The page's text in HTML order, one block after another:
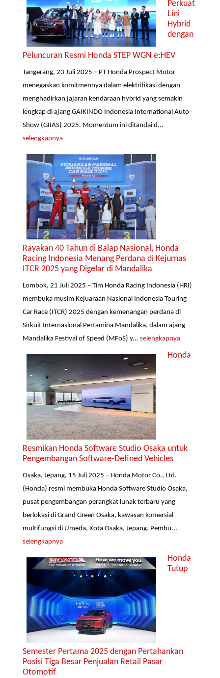
Perkuat
Lini
Hybrid
dengan
Peluncuran Resmi Honda STEP WGN e:HEV
Tangerang, 23 Juli 2025 – PT Honda Prospect Motor
menegaskan komitmennya dalam elektrifikasi dengan
menghadirkan jajaran kendaraan hybrid yang semakin
lengkap di ajang GAIKINDO Indonesia International Auto
Show (GIIAS) 2025. Momentum ini ditandai d...
selengkapnya
Rayakan 40 Tahun di Balap Nasional, Honda
Racing Indonesia Menang Perdana di Kejurnas
ITCR 2025 yang Digelar di Mandalika
Lombok, 21 Juli 2025 – Tim Honda Racing Indonesia (HRI)
membuka musim Kejuaraan Nasional Indonesia Touring
Car Race (ITCR) 2025 dengan kemenangan perdana di
Sirkuit Internasional Pertamina Mandalika, dalam ajang
Mandalika Festival of Speed (MFoS) y...selengkapnya
Honda
Resmikan Honda Software Studio Osaka untuk
Pengembangan Software-Defined Vehicles
Osaka, Jepang, 15 Juli 2025 – Honda Motor Co., Ltd.
(Honda) resmi membuka Honda Software Studio Osaka,
pusat pengembangan perangkat lunak terbaru yang
berlokasi di Grand Green Osaka, kawasan komersial
multifungsi di Umeda, Kota Osaka, Jepang. Pembu...
selengkapnya
Honda
Tutup
Semester Pertama 2025 dengan Pertahankan
Posisi Tiga Besar Penjualan Retail Pasar
Otomotif